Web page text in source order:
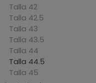
Talla 42
Talla 42.5
Talla 43
Talla 43.5
Talla 44
Talla 44.5
Talla 45